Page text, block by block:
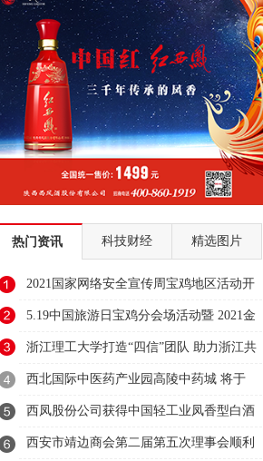
热门资讯 科技财经 精选图片
2021国家网络安全宣传周宝鸡地区活动开
幕式隆重举行
5.19中国旅游日宝鸡分会场活动暨 2021金
台区文化旅游系列活动启动仪式
浙江理工大学打造“四信”团队 助力浙江共
同富裕示范区建设
西北国际中医药产业园高陵中药城 将于
2021年12月18日盛大开市
西凤股份公司获得中国轻工业凤香型白酒
工程技术研究中心认证
西安市靖边商会第二届第五次理事会顺利